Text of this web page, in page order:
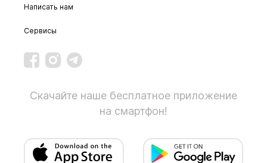
Написать нам
Сервисы
Скачайте наше бесплатное приложение
на смартфон!